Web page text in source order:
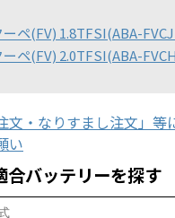
ペ(FV) 1.8TFSI(ABA-
ペ(FV) 2.0TFSI(ABA-
文・なりすまし注文」
い
合バッテリーを探す